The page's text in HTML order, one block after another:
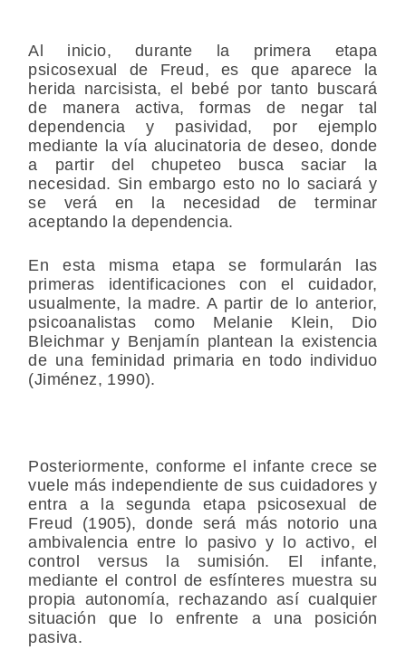
Al inicio, durante la primera etapa
psicosexual de Freud, es que aparece la
herida narcisista, el bebé por tanto buscará
de manera activa, formas de negar tal
dependencia y pasividad, por ejemplo
mediante la vía alucinatoria de deseo, donde
a partir del chupeteo busca saciar la
necesidad. Sin embargo esto no lo saciará y
se verá en la necesidad de terminar
aceptando la dependencia.
En esta misma etapa se formularán las
primeras identificaciones con el cuidador,
usualmente, la madre. A partir de lo anterior,
psicoanalistas como Melanie Klein, Dio
Bleichmar y Benjamín plantean la existencia
de una feminidad primaria en todo individuo
(Jiménez, 1990).
Posteriormente, conforme el infante crece se
vuele más independiente de sus cuidadores y
entra a la segunda etapa psicosexual de
Freud (1905), donde será más notorio una
ambivalencia entre lo pasivo y lo activo, el
control versus la sumisión. El infante,
mediante el control de esfínteres muestra su
propia autonomía, rechazando así cualquier
situación que lo enfrente a una posición
pasiva.